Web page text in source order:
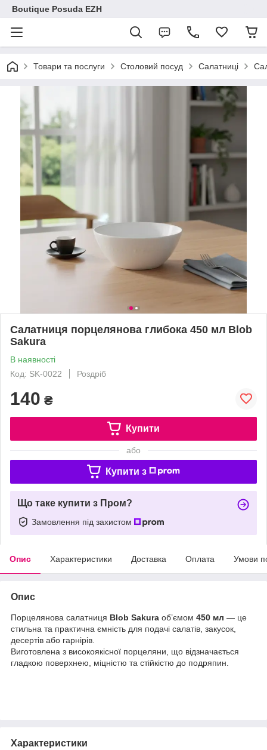
Boutique Posuda EZH
Товари та послуги Столовий посуд Салатниці
Салатниця порцелянова глибока 450 мл Blob
Sakura
В наявності
Код: SK-0022
Роздріб
140 ₴
Купити
або
Купити з
Що таке купити з Пром?
Замовлення під захистом
Опис Характеристики Доставка Оплата Умови
Опис
Порцелянова салатниця Blob Sakura об’ємом 450 мл — це
стильна та практична ємність для подачі салатів, закусок,
десертів або гарнірів.
Виготовлена з високоякісної порцеляни, що відзначається
гладкою поверхнею, міцністю та стійкістю до подряпин.
Характеристики